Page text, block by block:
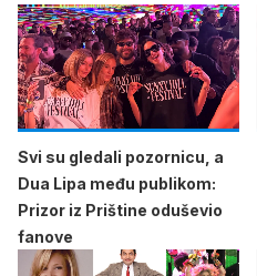
Svi su gledali pozornicu, a
Dua Lipa među publikom:
Prizor iz Prištine oduševio
fanove